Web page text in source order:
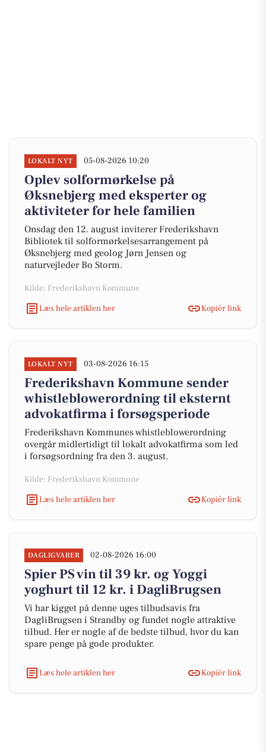
LOKALT NYT 05-08-2026 10:20
Oplev solformørkelse på
Øksnebjerg med eksperter og
aktiviteter for hele familien
Onsdag den 12. august inviterer Frederikshavn
Bibliotek til solformørkelsesarrangement på
Øksnebjerg med geolog Jørn Jensen og
naturvejleder Bo Storm.
Kilde: Frederikshavn Kommune
Læs hele artiklen her
Kopiér link
LOKALT NYT 03-08-2026 16:15
Frederikshavn Kommune sender
whistleblowerordning til eksternt
advokatfirma i forsøgsperiode
Frederikshavn Kommunes whistleblowerordning
overgår midlertidigt til lokalt advokatfirma som led
i forsøgsordning fra den 3. august.
Kilde: Frederikshavn Kommune
Læs hele artiklen her
Kopiér link
DAGLIGVARER 02-08-2026 16:00
Spier PS vin til 39 kr. og Yoggi
yoghurt til 12 kr. i DagliBrugsen
Vi har kigget på denne uges tilbudsavis fra
DagliBrugsen i Strandby og fundet nogle attraktive
tilbud. Her er nogle af de bedste tilbud, hvor du kan
spare penge på gode produkter.
Læs hele artiklen her Kopiér link